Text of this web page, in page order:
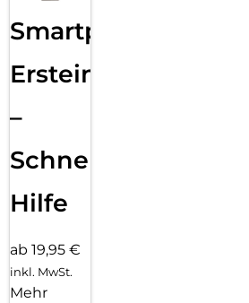
Smartphone
Ersteinrichtung
–
Schnelle
Hilfe
ab 19,95 €
inkl. MwSt.
Mehr